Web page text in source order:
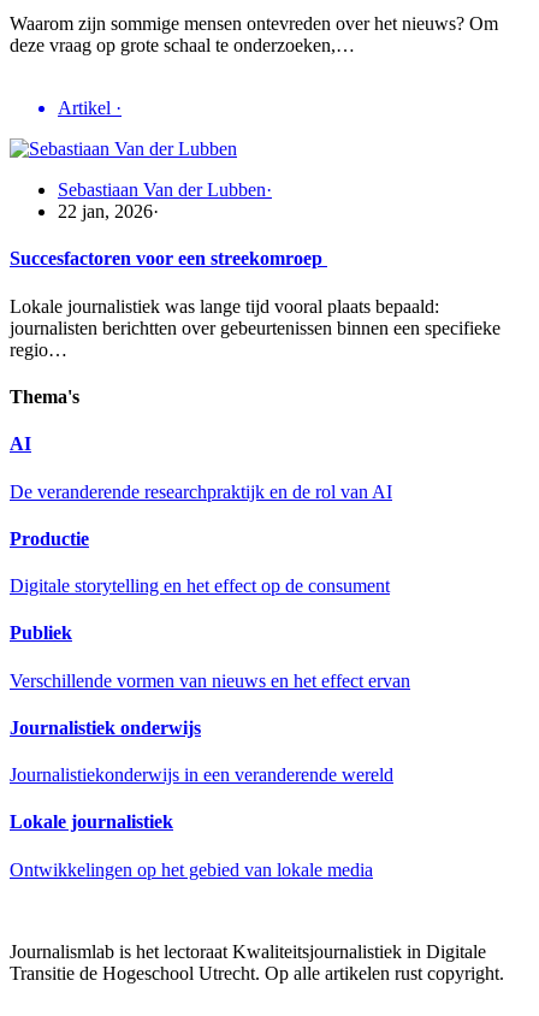
Waarom zijn sommige mensen ontevreden over het nieuws? Om
deze vraag op grote schaal te onderzoeken,…
Artikel ·
Sebastiaan Van der Lubben·
22 jan, 2026·
Succesfactoren voor een streekomroep
Lokale journalistiek was lange tijd vooral plaats bepaald:
journalisten berichtten over gebeurtenissen binnen een specifieke
regio…
Thema's
AI
De veranderende researchpraktijk en de rol van AI
Productie
Digitale storytelling en het effect op de consument
Publiek
Verschillende vormen van nieuws en het effect ervan
Journalistiek onderwijs
Journalistiekonderwijs in een veranderende wereld
Lokale journalistiek
Ontwikkelingen op het gebied van lokale media
Journalismlab is het lectoraat Kwaliteitsjournalistiek in Digitale
Transitie de Hogeschool Utrecht. Op alle artikelen rust copyright.